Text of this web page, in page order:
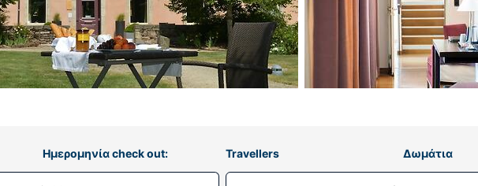
Ημερομηνία check out: Travellers Δωμάτια